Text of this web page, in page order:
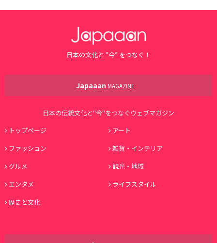
日本の文化と ”今” をつなぐ！
Japaaan MAGAZINE
日本の伝統文化と"今"をつなぐウェブマガジン
トップページ
アート
ファッション
雑貨・インテリア
グルメ
観光・地域
エンタメ
ライフスタイル
歴史と文化